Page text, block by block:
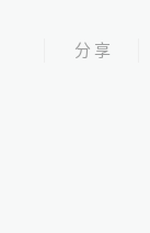
分享